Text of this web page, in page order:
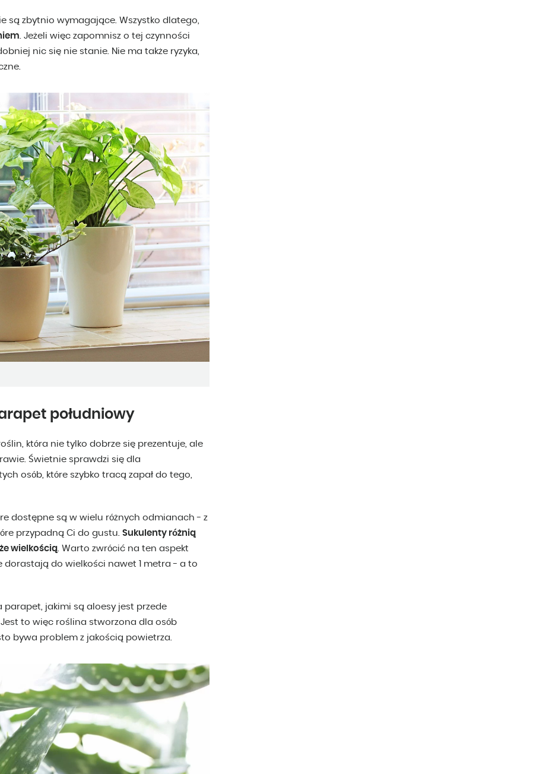
są zbytnio wymagające. Wszystko dlatego,
. Jeżeli więc zapomnisz o tej czynności
nic się nie stanie. Nie ma także ryzyka,
południowy
która nie tylko dobrze się prezentuje, ale
Świetnie sprawdzi się dla
osób, które szybko tracą zapał do tego,
dostępne są w wielu różnych odmianach - z
przypadną Ci do gustu. Sukulenty różnią
wielkością. Warto zwrócić na ten aspekt
dorastają do wielkości nawet 1 metra - a to
jakimi są aloesy jest przede
Jest to więc roślina stworzona dla osób
bywa problem z jakością powietrza.